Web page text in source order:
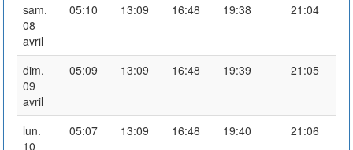
sam.
08
avril
05:10 13:09 16:48 19:38 21:04
dim.
09
avril
05:09 13:09 16:48 19:39 21:05
lun.
10
05:07 13:09 16:48 19:40 21:06